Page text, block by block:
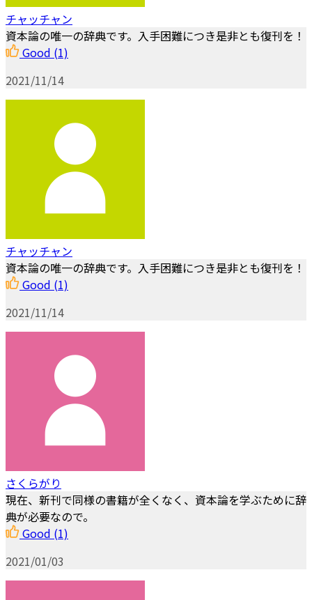
チャッチャン
資本論の唯一の辞典です。入手困難につき是非とも復刊を！
Good (1)
2021/11/14
チャッチャン
資本論の唯一の辞典です。入手困難につき是非とも復刊を！
Good (1)
2021/11/14
さくらがり
現在、新刊で同様の書籍が全くなく、資本論を学ぶために辞
典が必要なので。
Good (1)
2021/01/03